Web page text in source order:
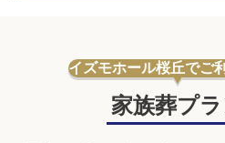
イズモホール桜丘でご
家族葬プ